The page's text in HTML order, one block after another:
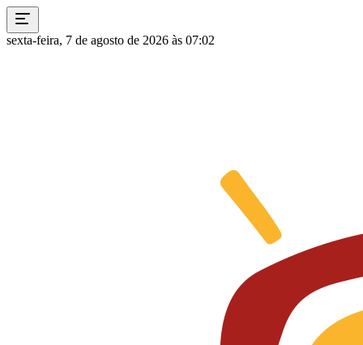
sexta-feira, 7 de agosto de 2026 às 07:02